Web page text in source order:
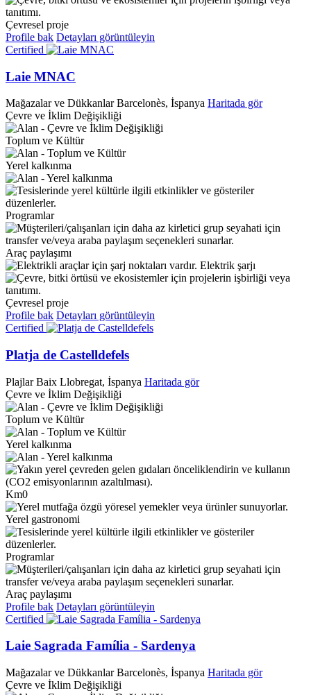
Çevresel proje
Profile bak Detayları görüntüleyin
Certified
Laie MNAC
Mağazalar ve Dükkanlar Barcelonès, İspanya Haritada gör
Çevre ve İklim Değişikliği
Toplum ve Kültür
Yerel kalkınma
Programlar
Araç paylaşımı
Elektrik şarjı
Çevresel proje
Profile bak Detayları görüntüleyin
Certified
Platja de Castelldefels
Plajlar Baix Llobregat, İspanya Haritada gör
Çevre ve İklim Değişikliği
Toplum ve Kültür
Yerel kalkınma
Km0
Yerel gastronomi
Programlar
Araç paylaşımı
Profile bak Detayları görüntüleyin
Certified
Laie Sagrada Família - Sardenya
Mağazalar ve Dükkanlar Barcelonès, İspanya Haritada gör
Çevre ve İklim Değişikliği